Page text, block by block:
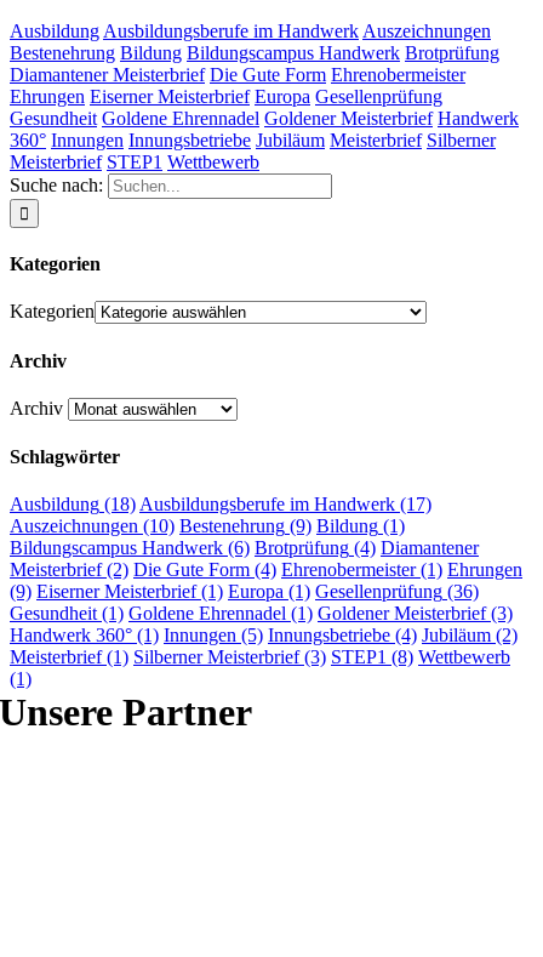
Ausbildung Ausbildungsberufe im Handwerk Auszeichnungen
Bestenehrung Bildung Bildungscampus Handwerk Brotprüfung
Diamantener Meisterbrief Die Gute Form Ehrenobermeister
Ehrungen Eiserner Meisterbrief Europa Gesellenprüfung
Gesundheit Goldene Ehrennadel Goldener Meisterbrief Handwerk
360° Innungen Innungsbetriebe Jubiläum Meisterbrief Silberner
Meisterbrief STEP1 Wettbewerb
Suche nach:
Kategorien
Kategorien
Archiv
Archiv
Schlagwörter
Ausbildung (18)Ausbildungsberufe im Handwerk (17)
Auszeichnungen (10) Bestenehrung (9) Bildung (1)
Bildungscampus Handwerk (6) Brotprüfung (4) Diamantener
Meisterbrief(2) Die Gute Form (4) Ehrenobermeister(1) Ehrungen
(9) Eiserner Meisterbrief(1) Europa (1) Gesellenprüfung (36)
Gesundheit(1) Goldene Ehrennadel (1) Goldener Meisterbrief(3)
Handwerk 360° (1) Innungen (5) Innungsbetriebe (4) Jubiläum (2)
Meisterbrief(1) Silberner Meisterbrief(3) STEP1 (8) Wettbewerb
(1)
Unsere Partner